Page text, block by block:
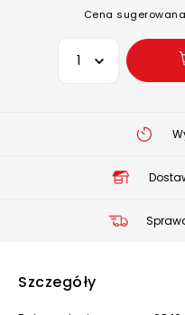
Cena
Wybierz opcję
Szczegóły